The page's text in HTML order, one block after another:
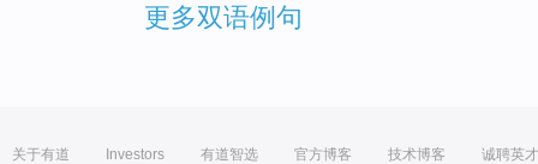
更多双语例句
关于有道 Investors 有道智选 官方博客 技术博客 诚聘英才